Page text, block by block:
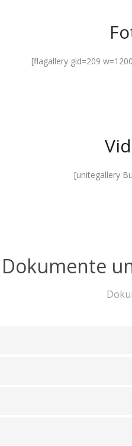
[flagallery gid=209
[unitegallery
Dokumente